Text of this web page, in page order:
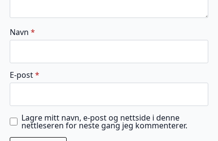
Navn *
E-post*
Lagre mitt navn, e-post og nettside i denne
nettleseren for neste gang jeg kommenterer.